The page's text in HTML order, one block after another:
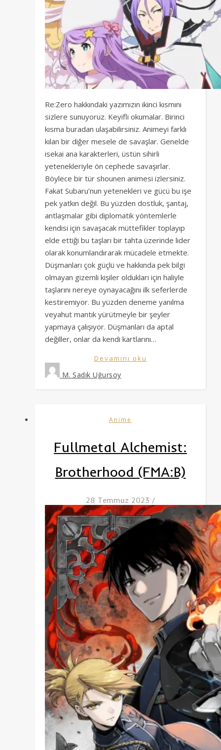
Re:Zero hakkındaki yazımızın ikinci kısmını
sizlere sunuyoruz. Keyifli okumalar. Birinci
kısma buradan ulaşabilirsiniz. Animeyi farklı
kılan bir diğer mesele de savaşlar. Genelde
isekai ana karakterleri, üstün sihirli
yetenekleriyle ön cephede savaşırlar.
Böylece bir tür shounen animesi izlersiniz.
Fakat Subaru’nun yetenekleri ve gücü bu işe
pek yatkın değil. Bu yüzden dostluk, şantaj,
antlaşmalar gibi diplomatik yöntemlerle
kendisi için savaşacak müttefikler toplayıp
elde ettiği bu taşları bir tahta üzerinde lider
olarak konumlandırarak mücadele etmekte.
Düşmanları çok güçlü ve hakkında pek bilgi
olmayan gizemli kişiler oldukları için haliyle
taşlarını nereye oynayacağını ilk seferlerde
kestiremiyor. Bu yüzden deneme yanılma
veyahut mantık yürütmeyle bir şeyler
yapmaya çalışıyor. Düşmanları da aptal
değiller, onlar da kendi kartlarını…
Devamını oku
M. Sadık Uğursoy
Anime
Fullmetal Alchemist:
Brotherhood (FMA:B)
28 Temmuz 2023 /